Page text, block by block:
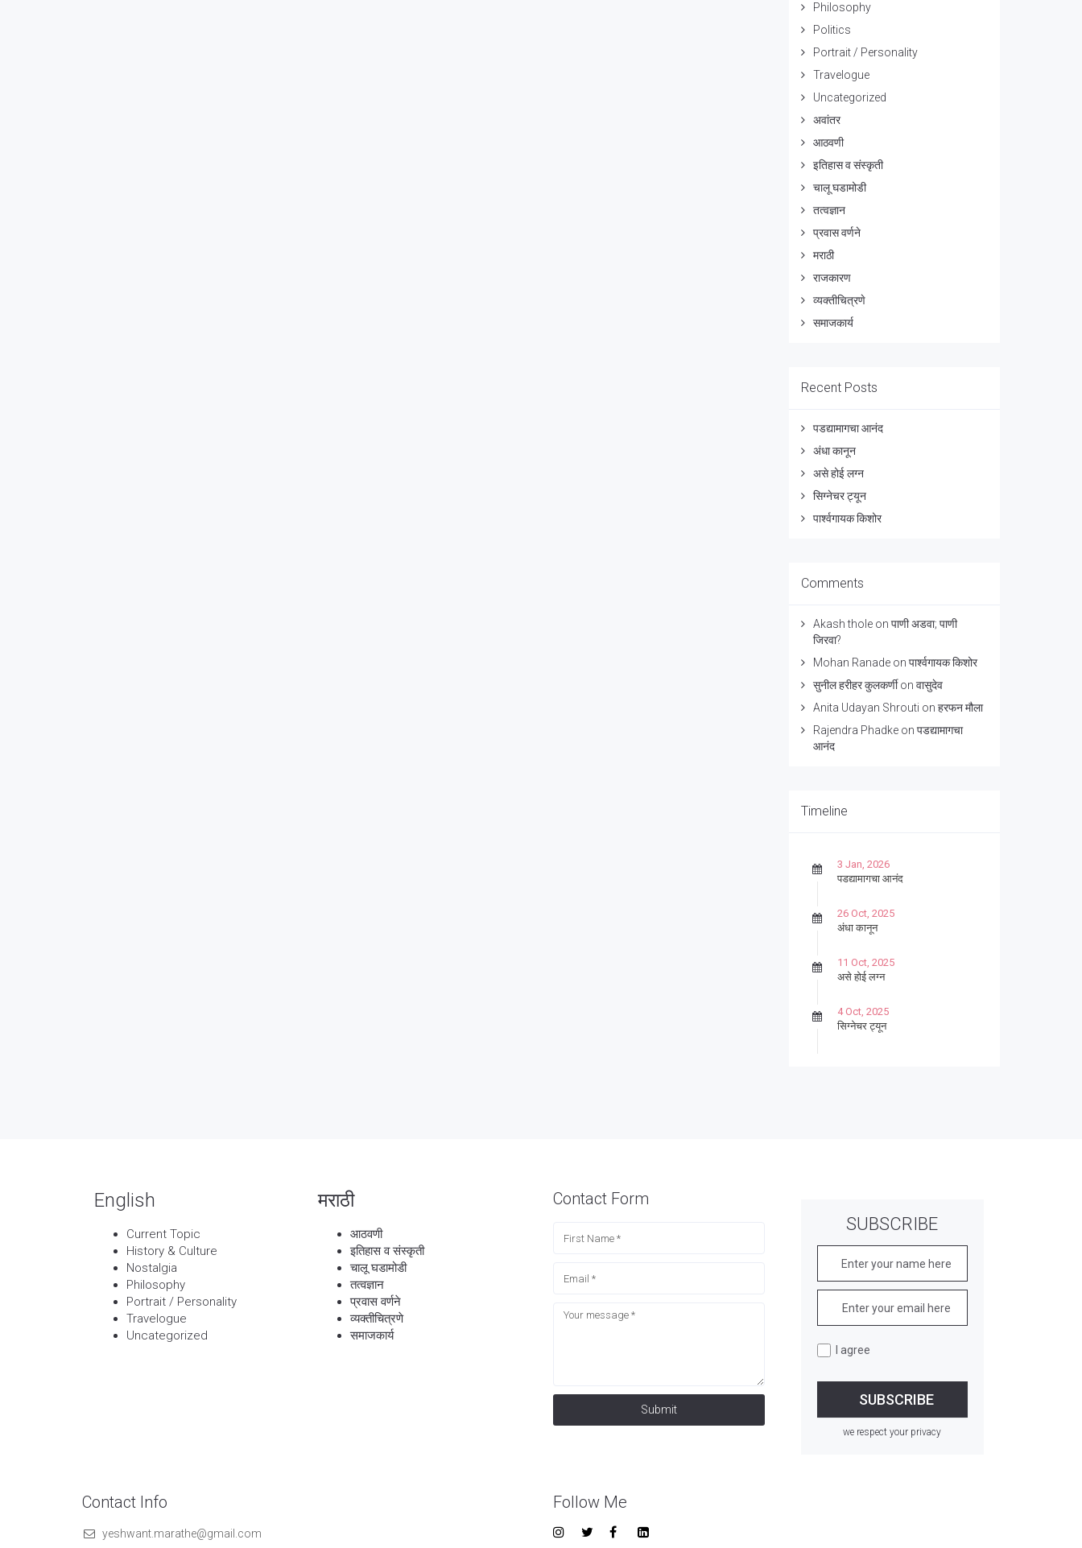
Philosophy
Politics
Portrait / Personality
Travelogue
Uncategorized
अवांतर
आठवणी
इतिहास व संस्कृती
चालू घडामोडी
तत्वज्ञान
प्रवास वर्णने
मराठी
राजकारण
व्यक्तीचित्रणे
समाजकार्य
Recent Posts
पडद्यामागचा आनंद
अंधा कानून
असे होई लग्न
सिग्नेचर ट्यून
पार्श्वगायक किशोर
Comments
Akash tholeon पाणी अडवा; पाणी
जिरवा?
Mohan Ranadeon पार्श्वगायक किशोर
सुनील हरीहर कुलकर्णीon वासुदेव
Anita Udayan Shrouti on हरफन मौला
Rajendra Phadkeon पडद्यामागचा
आनंद
Timeline
3 Jan, 2026
पडद्यामागचा आनंद
26 Oct, 2025
अंधा कानून
11 Oct, 2025
असे होई लग्न
4 Oct, 2025
सिग्नेचर ट्यून
English
Current Topic
History & Culture
Nostalgia
Philosophy
Portrait / Personality
Travelogue
Uncategorized
मराठी
आठवणी
इतिहास व संस्कृती
चालू घडामोडी
तत्वज्ञान
प्रवास वर्णने
व्यक्तीचित्रणे
समाजकार्य
Contact Form
Submit
SUBSCRIBE
I agree
we respect your privacy
Contact Info
yeshwant.marathe@gmail.com
Follow Me